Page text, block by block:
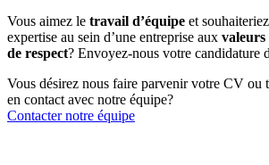
Vous aimez le travail d’équipe et
expertise au sein d’une entreprise aux valeurs
de respect? Envoyez-nous votre candidature
Vous désirez nous faire parvenir votre CV ou
en contact avec notre équipe?
Contacter notre équipe